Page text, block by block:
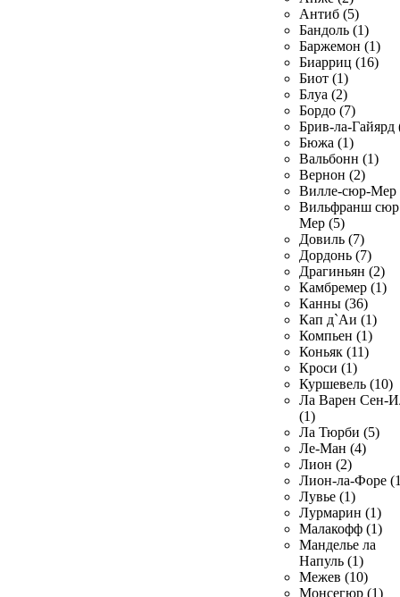
Антиб (5)
Бандоль (1)
Баржемон (1)
Биарриц (16)
Биот (1)
Блуа (2)
Бордо (7)
Брив-ла-Гайярд
Бюжа (1)
Вальбонн (1)
Вернон (2)
Вилле-сюр-Мер
Вильфранш сюр
Мер (5)
Довиль (7)
Дордонь (7)
Драгиньян (2)
Камбремер (1)
Канны (36)
Кап д`Аи (1)
Компьен (1)
Коньяк (11)
Кроси (1)
Куршевель (10)
Ла Варен Сен-
(1)
Ла Тюрби (5)
Ле-Ман (4)
Лион (2)
Лион-ла-Форе
Лувье (1)
Лурмарин (1)
Малакофф (1)
Манделье ла
Напуль (1)
Межев (10)
Монсегюр (1)